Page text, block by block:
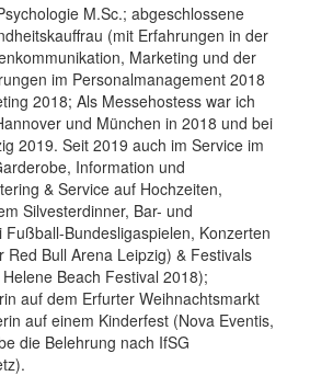
M.Sc.; abgeschlossene
(mit Erfahrungen in der
Marketing und der
im Personalmanagement 2018
2018; Als Messehostess war ich
und München in 2018 und bei
2019. Seit 2019 auch im Service im
Information und
& Service auf Hochzeiten,
Silvesterdinner, Bar- und
Fußball-Bundesligaspielen, Konzerten
Red Bull Arena Leipzig) & Festivals
Beach Festival 2018);
auf dem Erfurter Weihnachtsmarkt
auf einem Kinderfest (Nova Eventis,
die Belehrung nach IfSG